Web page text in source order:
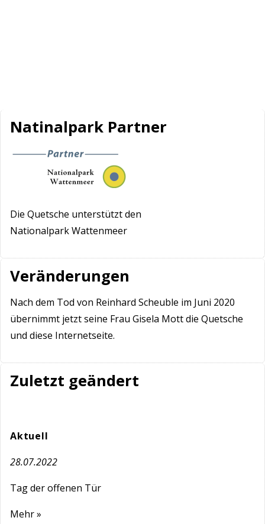
Natinalpark Partner
Die Quetsche unterstützt den
Nationalpark Wattenmeer
Veränderungen
Nach dem Tod von Reinhard Scheuble im Juni 2020
übernimmt jetzt seine Frau Gisela Mott die Quetsche
und diese Internetseite.
Zuletzt geändert
Aktuell
28.07.2022
Tag der offenen Tür
Mehr »